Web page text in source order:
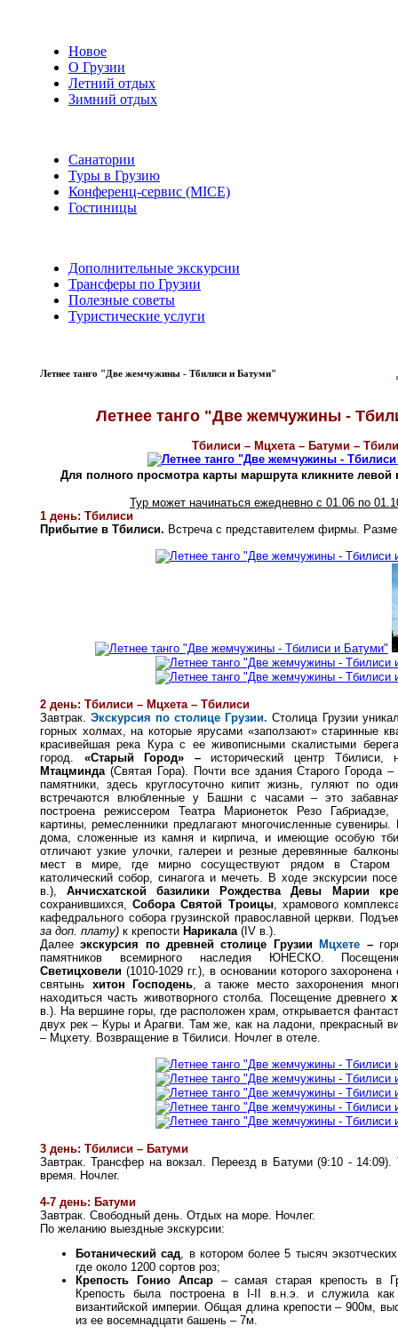
Новое
О Грузии
Летний отдых
Зимний отдых
Санатории
Туры в Грузию
Конференц-сервис (MICE)
Гостиницы
Дополнительные экскурсии
Трансферы по Грузии
Полезные советы
Туристические услуги
Летнее танго "Две жемчужины - Тбилиси и Батуми"
Летнее танго "Две жемчужины -
Тбилиси – Мцхета – Батуми –
Для полного просмотра карты маршрута кликните
Тур может начинаться ежедневно с 01.06 по
1 день: Тбилиси
Прибытие в Тбилиси. Встреча с представителем фирмы.
2 день: Тбилиси – Мцхета – Тбилиси
Завтрак.Экскурсия по столице Грузии. Столица Грузии
горных холмах, на которые ярусами «заползают» старинные
красивейшая река Кура с ее живописными скалистыми
город. «Старый Город» –исторический центр Тбилиси,
Мтацминда(Святая Гора). Почти все здания Старого Города –
памятники, здесь круглосуточно кипит жизнь, гуляют по
встречаются влюбленные у Башни с часами – это
построена режиссером Театра Марионеток Резо
картины, ремесленники предлагают многочисленные
дома, сложенные из камня и кирпича, и имеющие особую
отличают узкие улочки, галереи и резные деревянные
мест в мире, где мирно сосуществуют рядом в Старом
католический собор, синагога и мечеть. В ходе экскурсии
в.),Анчисхатской базилики Рождества Девы Марии
сохранившихся,Собора Святой Троицы, храмового
кафедрального собора грузинской православной церкви.
за доп. плату) к крепости Нарикала(ІV в.).
Далееэкскурсия по древней столице Грузии Мцхете –
памятников всемирного наследия ЮНЕСКО.
Светицховели (1010-1029 гг.), в основании которого
святынь хитон Господень, а также место захоронения
находиться часть животворного столба. Посещение древнего
в.). На вершине горы, где расположен храм, открывается
двух рек – Куры и Арагви. Там же, как на ладони, прекрасный
– Мцхету. Возвращение в Тбилиси. Ночлег в отеле.
3 день: Тбилиси – Батуми
Завтрак. Трансфер на вокзал. Переезд в Батуми (9:10 -
время. Ночлег.
4-7 день: Батуми
Завтрак. Свободный день. Отдых на море. Ночлег.
По желанию выездные экскурсии:
Ботанический сад, в котором более 5 тысяч
где около 1200 сортов роз;
Крепость Гонио Апсар – самая старая крепость в
Крепость была построена в I-II в.н.э. и служила
византийской империи. Общая длина крепости – 900м,
из ее восемнадцати башень – 7м.